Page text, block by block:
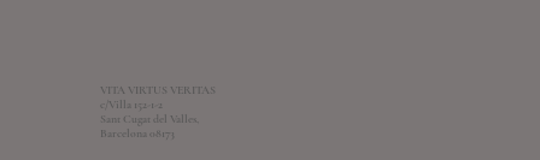
VITA VIRTUS VERITAS
c/Villa 152-1-2
Sant Cugat del Valles,
Barcelona 08173